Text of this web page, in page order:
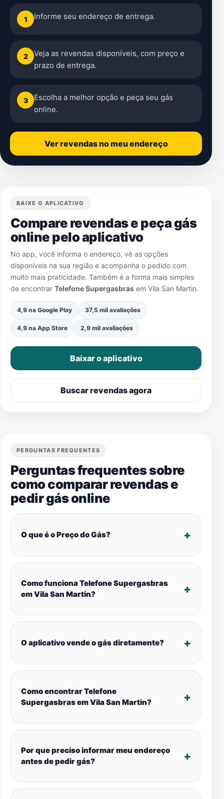
1 Informe seu endereço de entrega.
2
Veja as revendas disponíveis, com preço e
prazo de entrega.
3
Escolha a melhor opção e peça seu gás
online.
Ver revendas no meu endereço
BAIXE O APLICATIVO
Compare revendas e peça gás
online pelo aplicativo
No app, você informa o endereço, vê as opções
disponíveis na sua região e acompanha o pedido com
muito mais praticidade. Também é a forma mais simples
de encontrar Telefone Supergasbras em Vila San Martin.
4,9 na Google Play 37,5 mil avaliações
4,9 na App Store 2,9 mil avaliações
Baixar o aplicativo
Buscar revendas agora
PERGUNTAS FREQUENTES
Perguntas frequentes sobre
como comparar revendas e
pedir gás online
O que é o Preço do Gás?
Como funciona Telefone Supergasbras
em Vila San Martin?
O aplicativo vende o gás diretamente?
Como encontrar Telefone
Supergasbras em Vila San Martin?
Por que preciso informar meu endereço
antes de pedir gás?